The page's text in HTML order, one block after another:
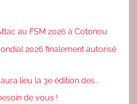
au FSM 2026 à Cotonou
2026 finalement autorisé
lieu la 3e édition des...
de vous !